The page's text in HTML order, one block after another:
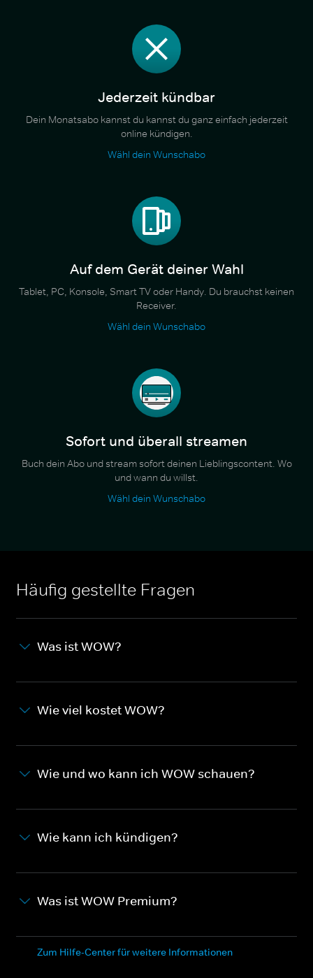
Jederzeit kündbar
Dein Monatsabo kannst du kannst du ganz einfach jederzeit
online kündigen.
Wähl dein Wunschabo
Auf dem Gerät deiner Wahl
Tablet, PC, Konsole, Smart TV oder Handy. Du brauchst keinen
Receiver.
Wähl dein Wunschabo
Sofort und überall streamen
Buch dein Abo und stream sofort deinen Lieblingscontent. Wo
und wann du willst.
Wähl dein Wunschabo
Häufig gestellte Fragen
Was ist WOW?
Wie viel kostet WOW?
Wie und wo kann ich WOW schauen?
Wie kann ich kündigen?
Was ist WOW Premium?
Zum Hilfe-Center für weitere Informationen